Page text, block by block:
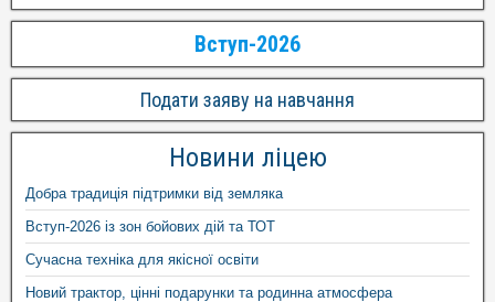
Вступ-2026
Подати заяву на навчання
Новини ліцею
Добра традиція підтримки від земляка
Вступ-2026 із зон бойових дій та ТОТ
Сучасна техніка для якісної освіти
Новий трактор, цінні подарунки та родинна атмосфера